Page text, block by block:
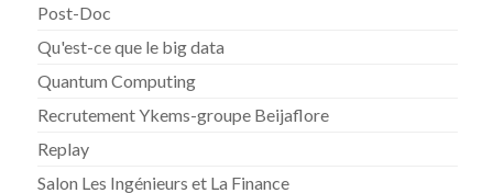
Post-Doc
Qu'est-ce que le big data
Quantum Computing
Recrutement Ykems-groupe Beijaflore
Replay
Salon Les Ingénieurs et La Finance